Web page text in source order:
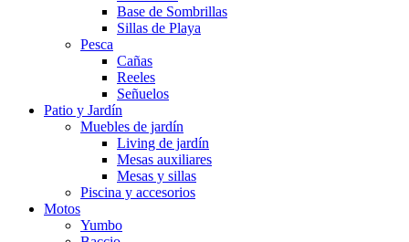
Base de Sombrillas
Sillas de Playa
Pesca
Cañas
Reeles
Señuelos
Patio y Jardín
Muebles de jardín
Living de jardín
Mesas auxiliares
Mesas y sillas
Piscina y accesorios
Motos
Yumbo